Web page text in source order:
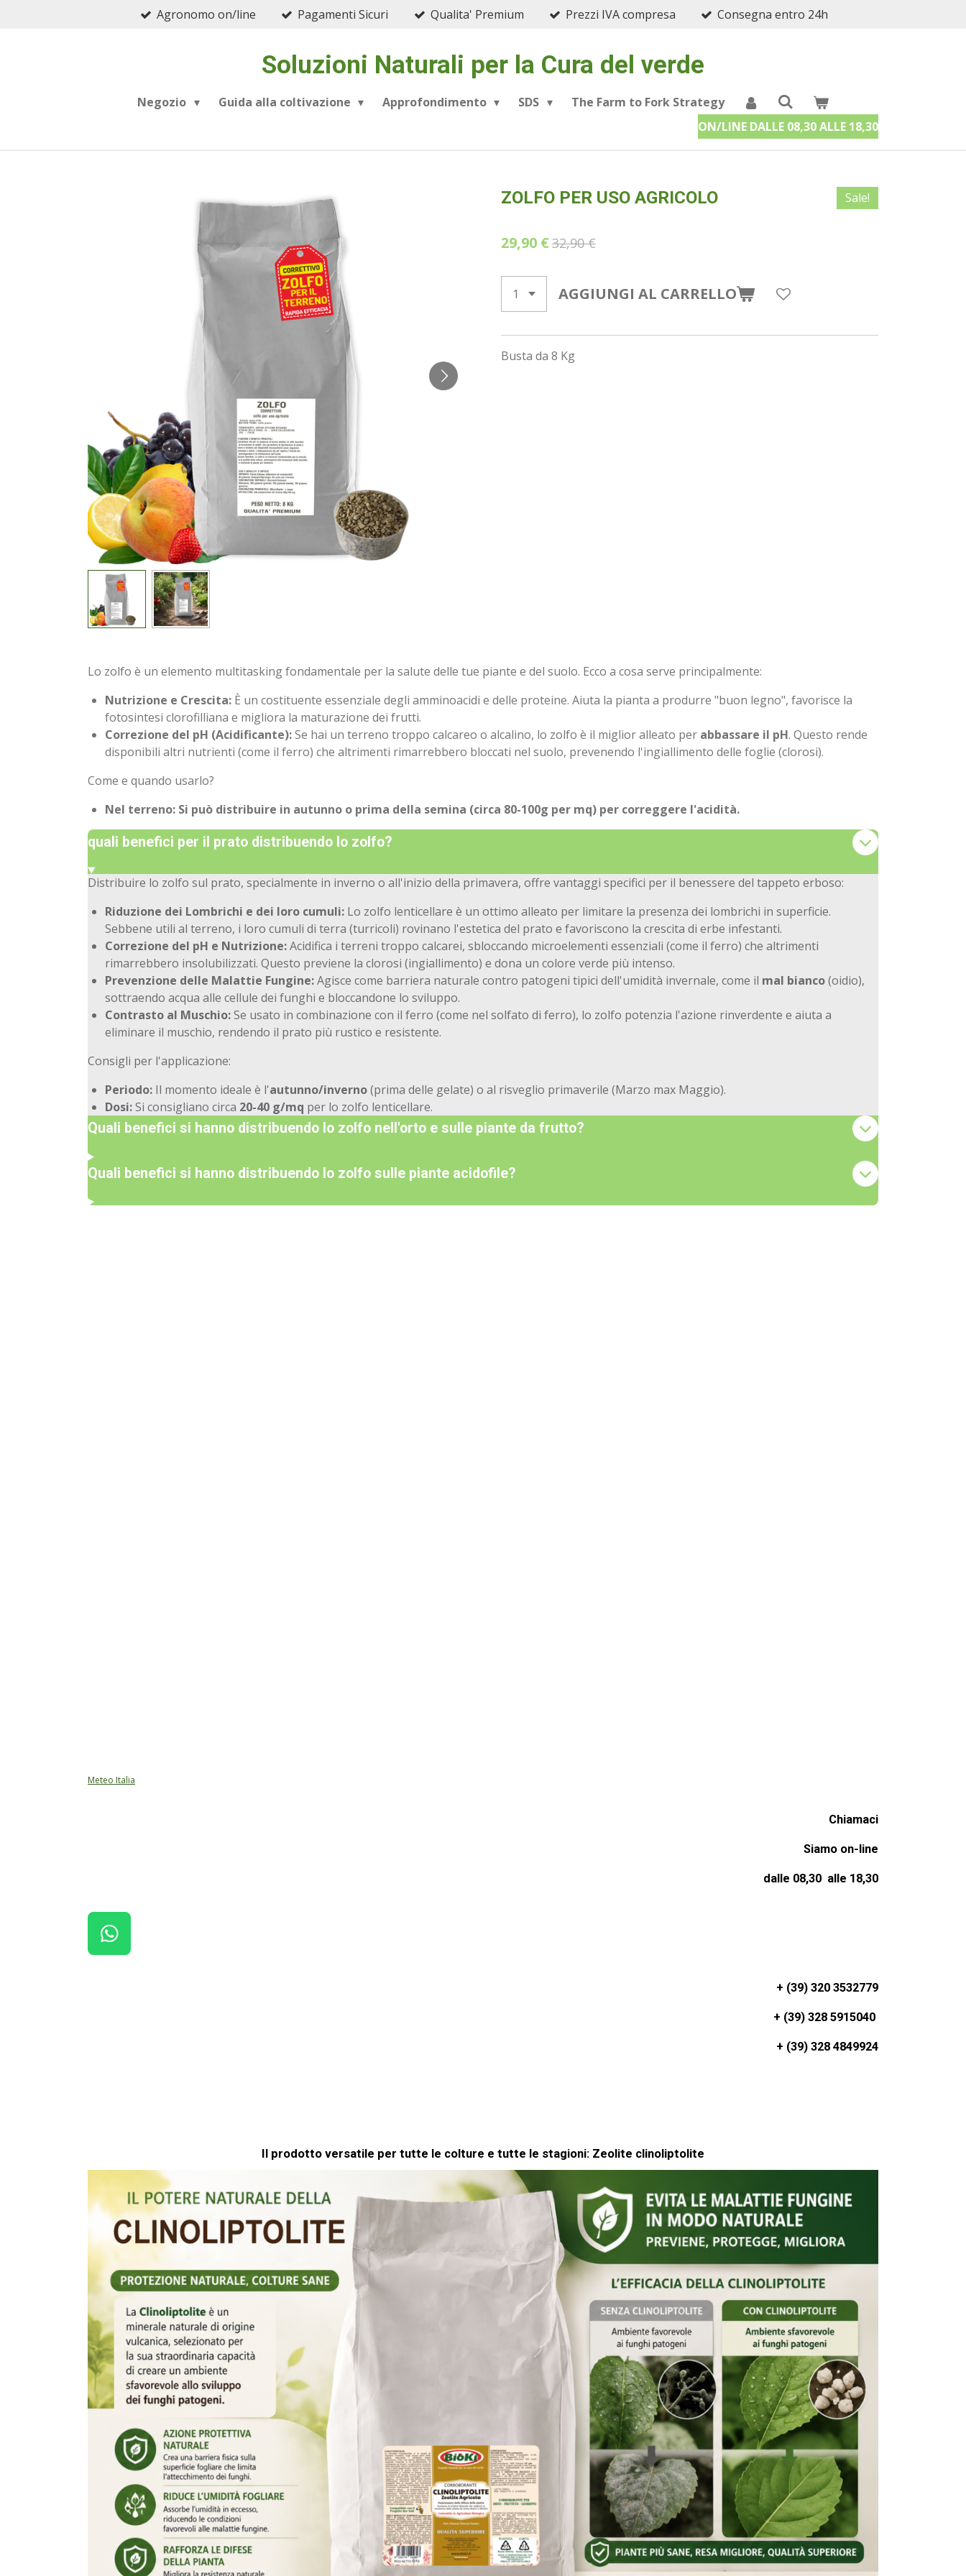
Agronomo on/line Pagamenti Sicuri Qualita' Premium Prezzi IVA compresa Consegna entro 24h
Soluzioni Naturali per la Cura del verde
Negozio Guida alla coltivazione Approfondimento SDS
The Farm to Fork Strategy
ON/LINE DALLE 08,30 ALLE 18,30
ZOLFO PER USO AGRICOLO Sale!
29,90 €32,90 €
AGGIUNGI AL CARRELLO
Busta da 8 Kg
Lo zolfo è un elemento multitasking fondamentale per la salute delle tue piante e del suolo. Ecco a cosa serve principalmente:
Nutrizione e Crescita: È un costituente essenziale degli amminoacidi e delle proteine. Aiuta la pianta a produrre "buon legno", favorisce la
fotosintesi clorofilliana e migliora la maturazione dei frutti.
Correzione del pH (Acidificante):Se hai un terreno troppo calcareo o alcalino, lo zolfo è il miglior alleato per abbassare il pH. Questo rende
disponibili altri nutrienti (come il ferro) che altrimenti rimarrebbero bloccati nel suolo, prevenendo l'ingiallimento delle foglie (clorosi).
Come e quando usarlo?
Nel terreno: Si può distribuire in autunno o prima della semina (circa 80-100g per mq) per correggere l'acidità.
quali benefici per il prato distribuendo lo zolfo?
Distribuire lo zolfo sul prato, specialmente in inverno o all'inizio della primavera, offre vantaggi specifici per il benessere del tappeto erboso:
Riduzione dei Lombrichi e dei loro cumuli: Lo zolfo lenticellare è un ottimo alleato per limitare la presenza dei lombrichi in superficie.
Sebbene utili al terreno, i loro cumuli di terra (turricoli) rovinano l'estetica del prato e favoriscono la crescita di erbe infestanti.
Correzione del pH e Nutrizione:Acidifica i terreni troppo calcarei, sbloccando microelementi essenziali (come il ferro) che altrimenti
rimarrebbero insolubilizzati. Questo previene la clorosi (ingiallimento) e dona un colore verde più intenso.
Prevenzione delle Malattie Fungine:Agisce come barriera naturale contro patogeni tipici dell'umidità invernale, come il mal bianco(oidio),
sottraendo acqua alle cellule dei funghi e bloccandone lo sviluppo.
Contrasto al Muschio:Se usato in combinazione con il ferro (come nel solfato di ferro), lo zolfo potenzia l'azione rinverdente e aiuta a
eliminare il muschio, rendendo il prato più rustico e resistente.
Consigli per l'applicazione:
Periodo: Il momento ideale è l'autunno/inverno(prima delle gelate) o al risveglio primaverile (Marzo max Maggio).
Dosi:Si consigliano circa 20-40 g/mq per lo zolfo lenticellare.
Quali benefici si hanno distribuendo lo zolfo nell'orto e sulle piante da frutto?
Quali benefici si hanno distribuendo lo zolfo sulle piante acidofile?
Meteo Italia
Chiamaci
Siamo on-line
dalle 08,30 alle 18,30
W
H
+ (39) 320 3532779
+ (39) 328 5915040
+ (39) 328 4849924
Il prodotto versatile per tutte le colture e tutte le stagioni: Zeolite clinoliptolite